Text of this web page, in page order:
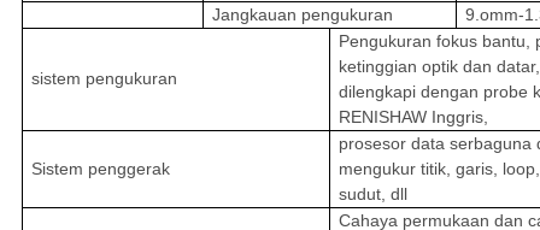
Jangkauan pengukuran
9.omm-
sistem pengukuran
Pengukuran fokus bantu,
ketinggian optik dan
dilengkapi dengan probe
RENISHAW Inggris,
Sistem penggerak
prosesor data serbaguna
mengukur titik, garis,
sudut, dll
Cahaya permukaan dan